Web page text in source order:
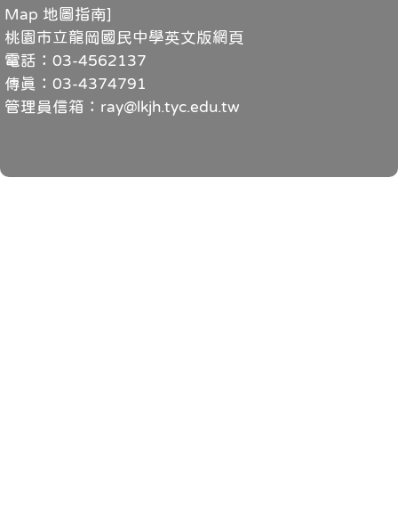
Map 地圖指南]
桃園市立龍岡國民中學英文版網頁
電話：03-4562137
傳真：03-4374791
管理員信箱：ray@lkjh.tyc.edu.tw